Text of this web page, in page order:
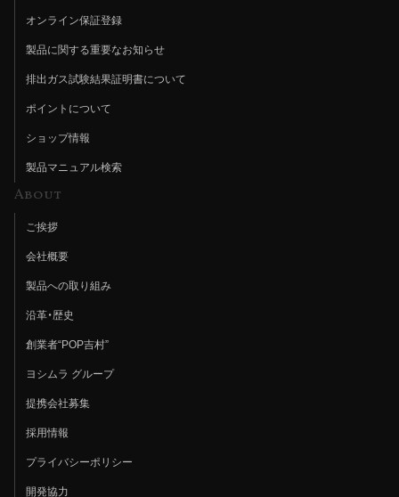
オンライン保証登録
製品に関する重要なお知らせ
排出ガス試験結果証明書について
ポイントについて
ショップ情報
製品マニュアル検索
About
ご挨拶
会社概要
製品への取り組み
沿革・歴史
創業者“POP吉村”
ヨシムラ グループ
提携会社募集
採用情報
プライバシーポリシー
開発協力